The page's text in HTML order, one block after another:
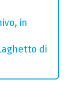
in
di